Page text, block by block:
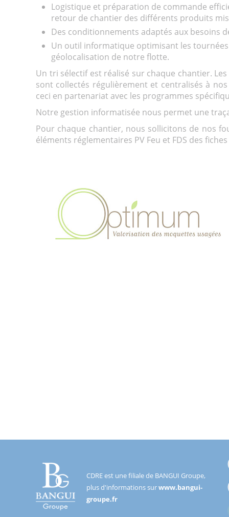
Logistique et préparation de commande
retour de chantier des différents produits
Des conditionnements adaptés aux besoins
Un outil informatique optimisant les tournées
géolocalisation de notre flotte.
Un tri sélectif est réalisé sur chaque chantier.
sont collectés régulièrement et centralisés à
ceci en partenariat avec les programmes
Notre gestion informatisée nous permet une
Pour chaque chantier, nous sollicitons de nos
éléments réglementaires PV Feu et FDS des
CDRE est une filiale de BANGUI Groupe,
plus d'informations surwww.bangui-
groupe.fr